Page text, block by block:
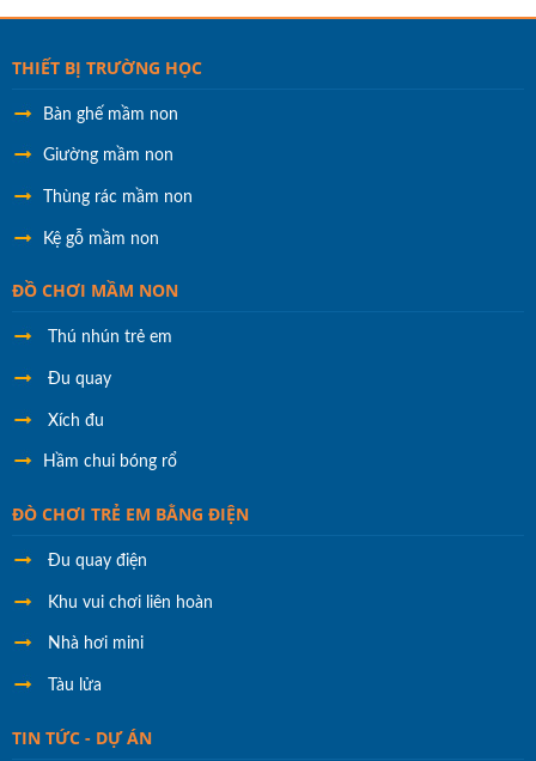
THIẾT BỊ TRƯỜNG HỌC
Bàn ghế mầm non
Giường mầm non
Thùng rác mầm non
Kệ gỗ mầm non
ĐỒ CHƠI MẦM NON
Thú nhún trẻ em
Đu quay
Xích đu
Hầm chui bóng rổ
ĐÒ CHƠI TRẺ EM BẰNG ĐIỆN
Đu quay điện
Khu vui chơi liên hoàn
Nhà hơi mini
Tàu lửa
TIN TỨC - DỰ ÁN